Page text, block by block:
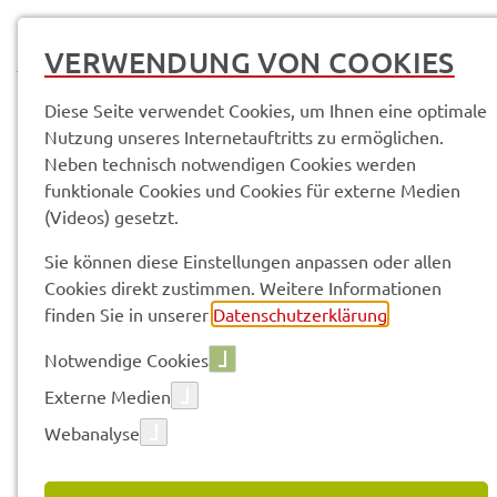
Service­leis­tun­gen & Infor­ma­tio­nen
Innen­ent­wick­lung Erst­bau­be­ra­tung
Vorle­sen
INNEN­ENT­WICK­LUNG ERST­
BAU­BE­RA­TUNG
VERWENDUNG VON COOKIES
Diese Seite verwendet Cookies, um Ihnen eine optimale
Nutzung unseres Internetauftritts zu ermöglichen.
Neben technisch notwendigen Cookies werden
funktionale Cookies und Cookies für externe Medien
(Videos) gesetzt.
Sie können diese Einstellungen anpassen oder allen
Cookies direkt zustimmen. Weitere Informationen
finden Sie in unserer Datenschutzerklärung
Notwendige Cookies
Externe Medien
Webanalyse